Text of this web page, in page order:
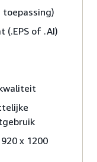
toepassing)
(.EPS of .AI)
x 1200